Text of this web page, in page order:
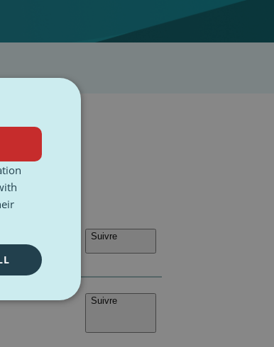
Suivre
Suivre